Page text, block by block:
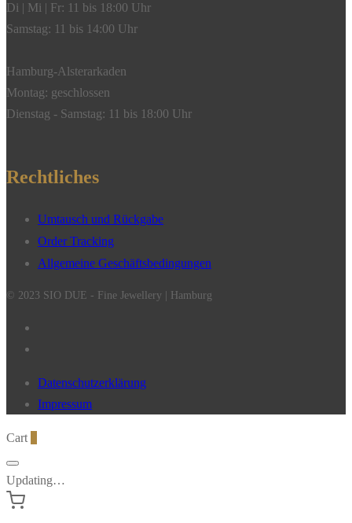
Di | Mi | Fr: 11 bis 18:00 Uhr
Samstag: 11 bis 14:00 Uhr
Hamburg-Alsterarkaden
Montag: geschlossen
Dienstag - Samstag: 11 bis 18:00 Uhr
Rechtliches
Umtausch und Rückgabe
Order Tracking
Allgemeine Geschäftsbedingungen
© 2023 SIO DUE - Fine Jewellery | Hamburg
Datenschutzerklärung
Impressum
Cart
Updating…